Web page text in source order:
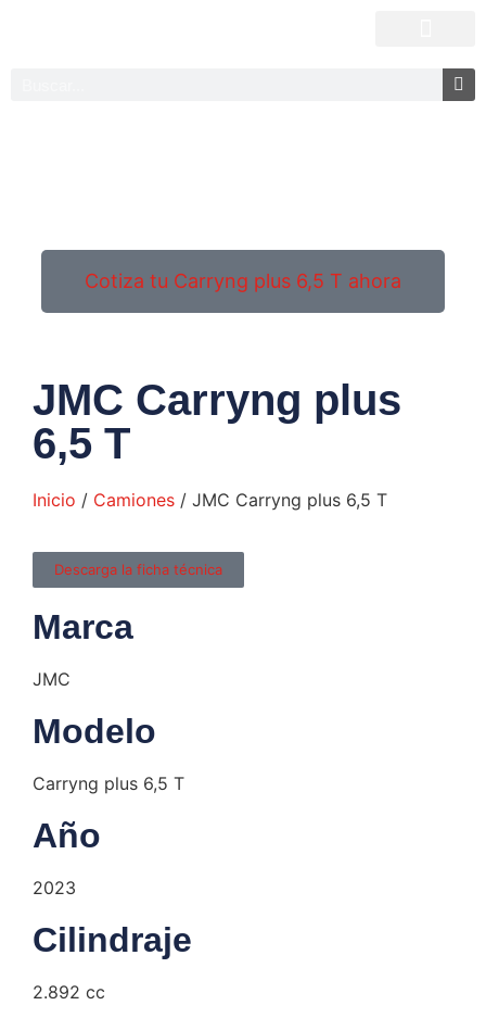
Cotiza tu Carryng plus 6,5 T ahora
JMC Carryng plus
6,5 T
Inicio / Camiones / JMC Carryng plus 6,5 T
Descarga la ficha técnica
Marca
JMC
Modelo
Carryng plus 6,5 T
Año
2023
Cilindraje
2.892 cc